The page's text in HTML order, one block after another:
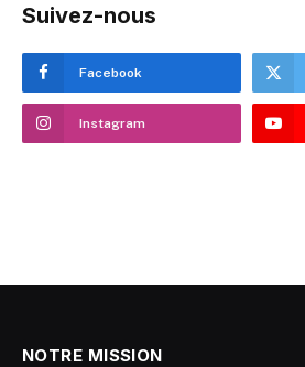
Suivez-nous
Facebook
Instagram
NOTRE MISSION